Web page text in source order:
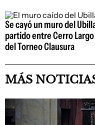
Se cayó un muro del
partido entre Cerro
del Torneo Clausura
MÁS